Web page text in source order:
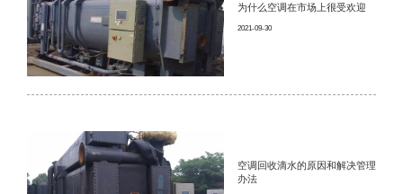
为什么空调在市场上很受欢迎
2021-09-30
空调回收滴水的原因和解决管理
办法